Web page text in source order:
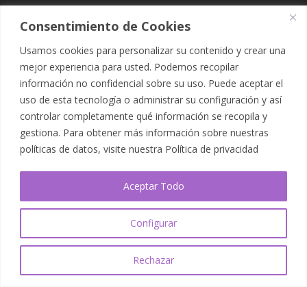
Consentimiento de Cookies
Usamos cookies para personalizar su contenido y crear una
mejor experiencia para usted. Podemos recopilar
información no confidencial sobre su uso. Puede aceptar el
uso de esta tecnología o administrar su configuración y así
controlar completamente qué información se recopila y
gestiona. Para obtener más información sobre nuestras
políticas de datos, visite nuestra Política de privacidad
Configurar
Rechazar
Aceptar Todo
Diseñado porElegant Themes| Desarrollado por
WordPress